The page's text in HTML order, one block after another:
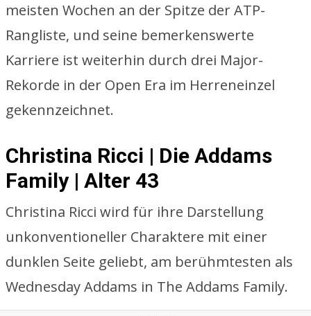
meisten Wochen an der Spitze der ATP-
Rangliste, und seine bemerkenswerte
Karriere ist weiterhin durch drei Major-
Rekorde in der Open Era im Herreneinzel
gekennzeichnet.
Christina Ricci | Die Addams
Family | Alter 43
Christina Ricci wird für ihre Darstellung
unkonventioneller Charaktere mit einer
dunklen Seite geliebt, am berühmtesten als
Wednesday Addams in The Addams Family.